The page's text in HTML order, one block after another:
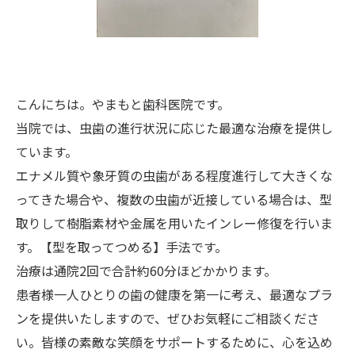
こんにちは。やまもと歯科医院です。
当院では、虫歯の進行状況に応じた最適な治療を提供し
ています。
エナメル質や象牙質の虫歯がある程度進行して大きくな
ってきた場合や、複数の虫歯が近接している場合は、型
取りして樹脂素材や金属を用いたインレー修復を行いま
す。【型を取ってつめる】手法です。
治療は通院2回で合計約60分ほどかかります。
患者様一人ひとりの歯の健康を第一に考え、最適なプラ
ンを提供いたしますので、ぜひお気軽にご相談くださ
い。皆様の素敵な笑顔をサポートするために、心を込め